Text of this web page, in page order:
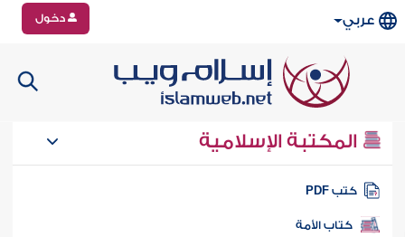
عربي دخول
المكتبة الإسلامية
كتب PDF